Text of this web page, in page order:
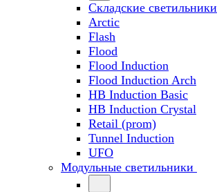
Складские светильники
Arctic
Flash
Flood
Flood Induction
Flood Induction Arch
HB Induction Basic
HB Induction Crystal
Retail (prom)
Tunnel Induction
UFO
Модульные светильники